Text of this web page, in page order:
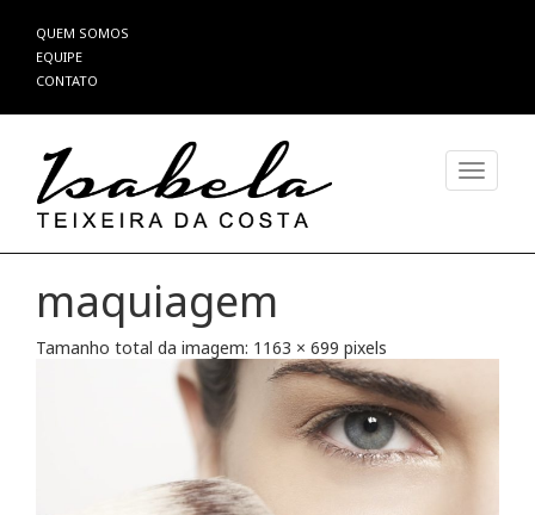
Pular
para
o
QUEM SOMOS
EQUIPE
CONTATO
maquiagem
Tamanho total da imagem: 1163 × 699 pixels